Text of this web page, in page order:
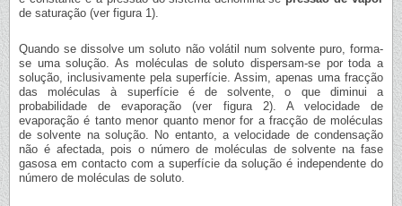
de saturação (ver figura 1).
Quando se dissolve um soluto não volátil num solvente puro, forma-
se uma solução. As moléculas de soluto dispersam-se por toda a
solução, inclusivamente pela superfície. Assim, apenas uma fracção
das moléculas à superfície é de solvente, o que diminui a
probabilidade de evaporação (ver figura 2). A velocidade de
evaporação é tanto menor quanto menor for a fracção de moléculas
de solvente na solução. No entanto, a velocidade de condensação
não é afectada, pois o número de moléculas de solvente na fase
gasosa em contacto com a superfície da solução é independente do
número de moléculas de soluto.